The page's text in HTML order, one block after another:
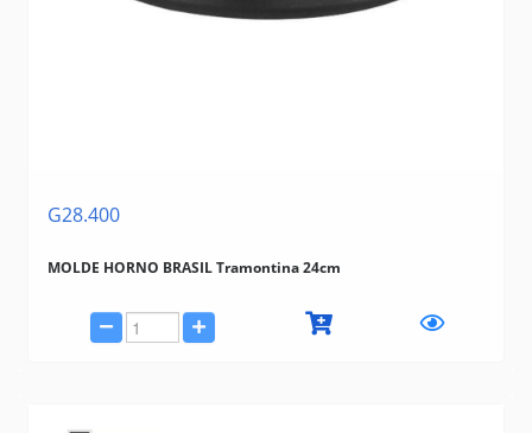
G28.400
MOLDE HORNO BRASIL Tramontina 24cm